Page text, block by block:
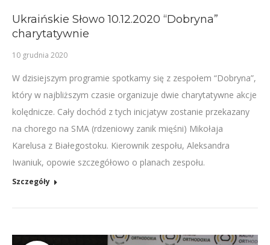
Ukraińskie Słowo 10.12.2020 “Dobryna”
charytatywnie
10 grudnia 2020
W dzisiejszym programie spotkamy się z zespołem “Dobryna”,
który w najbliższym czasie organizuje dwie charytatywne akcje
kolędnicze. Cały dochód z tych inicjatyw zostanie przekazany
na chorego na SMA (rdzeniowy zanik mięśni) Mikołaja
Karelusa z Białegostoku. Kierownik zespołu, Aleksandra
Iwaniuk, opowie szczegółowo o planach zespołu.
Szczegóły